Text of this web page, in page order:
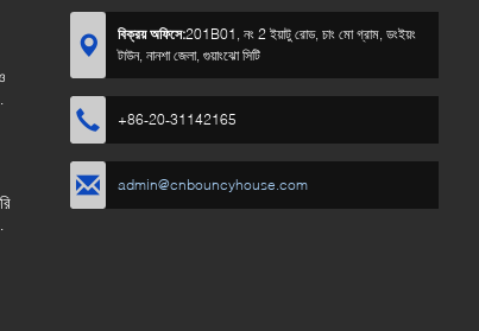
বিক্রয় অফিসে:201B01, নং 2 ইয়াটু রোড, চাং মো গ্রাম, ডংইয়ং
টাউন, নানশা জেলা, গুয়াংঝো সিটি
+86-20-31142165
admin@cnbouncyhouse.com